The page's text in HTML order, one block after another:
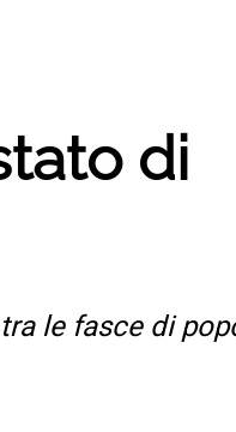
di
le fasce di